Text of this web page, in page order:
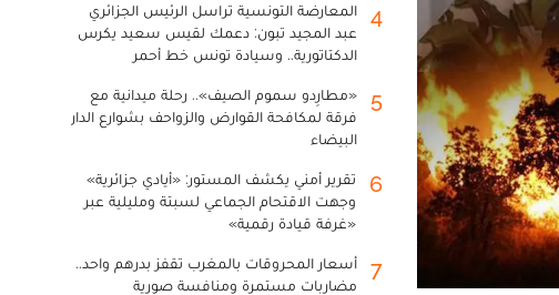
4
المعارضة التونسية تراسل الرئيس الجزائري
عبد المجيد تبون: دعمك لقيس سعيد يكرس
الدكتاتورية.. وسيادة تونس خط أحمر
5
«مطارِدو سموم الصيف».. رحلة ميدانية مع
فرقة لمكافحة القوارض والزواحف بشوارع الدار
البيضاء
6
تقرير أمني يكشف المستور: «أيادي جزائرية»
وجهت الاقتحام الجماعي لسبتة ومليلية عبر
«غرفة قيادة رقمية»
7
أسعار المحروقات بالمغرب تقفز بدرهم واحد..
مضاربات مستمرة ومنافسة صورية